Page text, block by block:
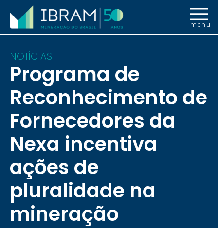
menu
NOTÍCIAS
Programa de
Reconhecimento de
Fornecedores da
Nexa incentiva
ações de
pluralidade na
mineração